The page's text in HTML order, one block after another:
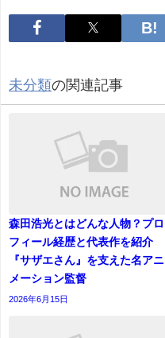
未分類の関連記事
森田浩光とはどんな人物？プロ
フィール経歴と代表作を紹介
『サザエさん』を支えた名アニ
メーション監督
2026年6月15日